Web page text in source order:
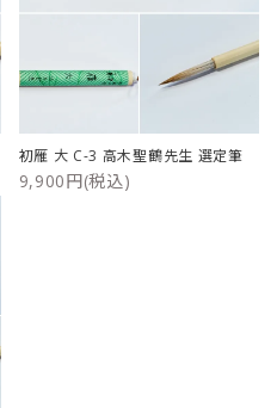
初雁 大 C-3 高木聖鶴先生 選定筆
9,900円(税込)